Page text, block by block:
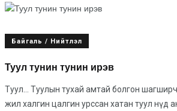
Байгаль / Нийтлэл
Туул тунин тунин ирэв
Туул... Туулын тухай амтай болгон
жил халгин цалгин урссан хатан туул нүд